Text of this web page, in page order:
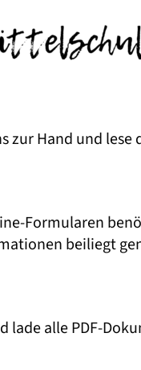
zur Hand und lese
Formularen
beiliegt
lade alle PDF-